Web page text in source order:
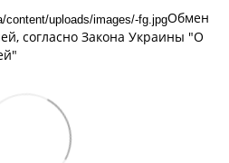
Обмен
cогласно Закона Украины "О